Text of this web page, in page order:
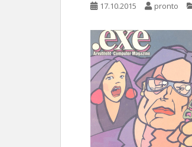
17.10.2015 pronto